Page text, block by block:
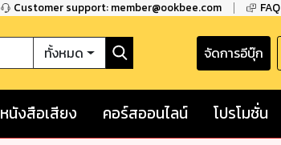
Customer support: member@ookbee.com FAQ
ทั้งหมด จัดการอีบุ๊ก
หนังสือเสียง คอร์สออนไลน์ โปรโมชั่น